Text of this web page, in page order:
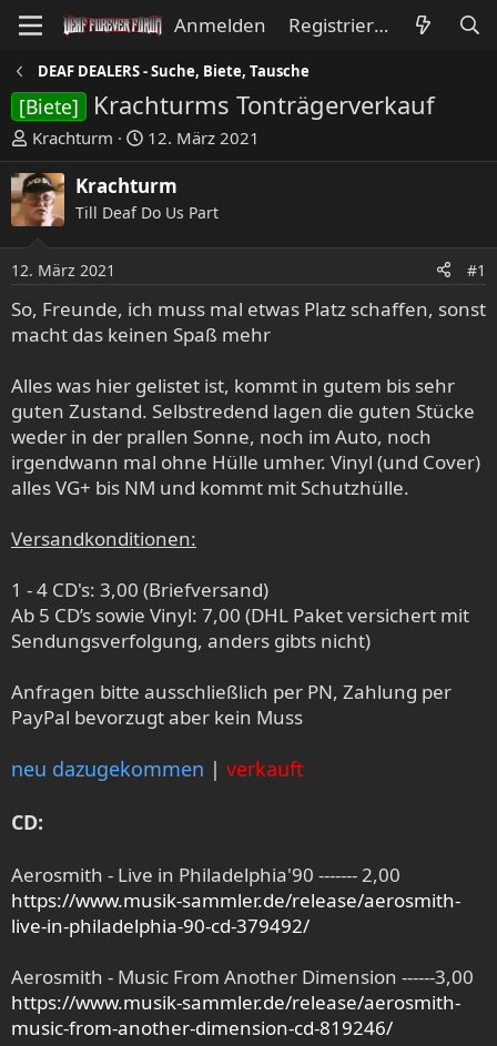
Anmelden Registrieren
DEAF DEALERS - Suche, Biete, Tausche
[Biete] Krachturms Tonträgerverkauf
E
r
s
t
e
l
r
Krachturm
E
r
s
t
l
a
m
12. März 2021
Krachturm
Till Deaf Do Us Part
12. März 2021 #1
So, Freunde, ich muss mal etwas Platz schaffen, sonst
macht das keinen Spaß mehr
Alles was hier gelistet ist, kommt in gutem bis sehr
guten Zustand. Selbstredend lagen die guten Stücke
weder in der prallen Sonne, noch im Auto, noch
irgendwann mal ohne Hülle umher. Vinyl (und Cover)
alles VG+ bis NM und kommt mit Schutzhülle.
Versandkonditionen:
1 - 4 CD's: 3,00 (Briefversand)
Ab 5 CD’s sowie Vinyl: 7,00 (DHL Paket versichert mit
Sendungsverfolgung, anders gibts nicht)
Anfragen bitte ausschließlich per PN, Zahlung per
PayPal bevorzugt aber kein Muss
neu dazugekommen | verkauft
CD:
Aerosmith - Live in Philadelphia'90 ------- 2,00
https://www.musik-sammler.de/release/aerosmith-
live-in-philadelphia-90-cd-379492/
Aerosmith - Music From Another Dimension ------3,00
https://www.musik-sammler.de/release/aerosmith-
music-from-another-dimension-cd-819246/